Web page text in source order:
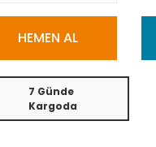
HEMEN AL
7 Günde
Kargoda